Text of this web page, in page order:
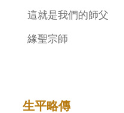
這就是我們的師父
緣聖宗師
生平略傳